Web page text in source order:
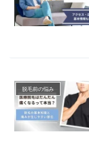
脱毛前の悩み